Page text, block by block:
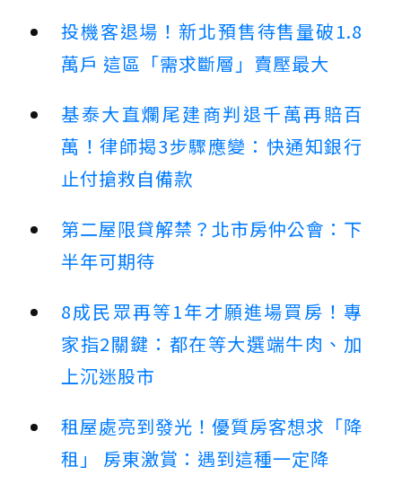
投機客退場！新北預售待售量破1.8
萬戶 這區「需求斷層」賣壓最大
基泰大直爛尾建商判退千萬再賠百
萬！律師揭3步驟應變：快通知銀行
止付搶救自備款
第二屋限貸解禁？北市房仲公會：下
半年可期待
8成民眾再等1年才願進場買房！專
家指2關鍵：都在等大選端牛肉、加
上沉迷股市
租屋處亮到發光！優質房客想求「降
租」 房東激賞：遇到這種一定降